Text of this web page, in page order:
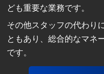
ども重要な業務です。
その他スタッフの代わり
ともあり、総合的なマネ
です。